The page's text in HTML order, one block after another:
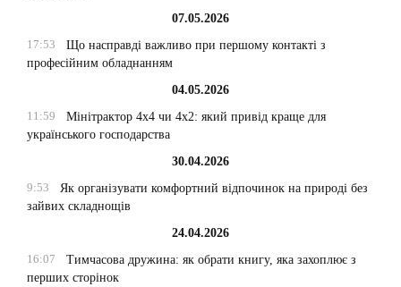
07.05.2026
17:53
Що насправді важливо при першому контакті з
професійним обладнанням
04.05.2026
11:59
Мінітрактор 4х4 чи 4х2: який привід краще для
українського господарства
30.04.2026
9:53
Як організувати комфортний відпочинок на природі без
зайвих складнощів
24.04.2026
16:07
Тимчасова дружина: як обрати книгу, яка захоплює з
перших сторінок